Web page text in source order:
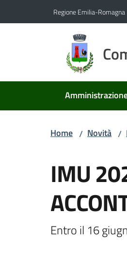
Regione Emilia-Romagna
Home / Novità /
IMU
Entro il 16